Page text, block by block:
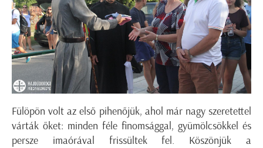
Fülöpön volt az első pihenőjük, ahol már nagy szeretettel
várták őket: minden féle finomsággal, gyümölcsökkel és
persze imaórával frissültek fel. Köszönjük a